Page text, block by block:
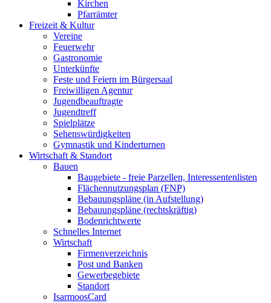
Kirchen
Pfarrämter
Freizeit & Kultur
Vereine
Feuerwehr
Gastronomie
Unterkünfte
Feste und Feiern im Bürgersaal
Freiwilligen Agentur
Jugendbeauftragte
Jugendtreff
Spielplätze
Sehenswürdigkeiten
Gymnastik und Kinderturnen
Wirtschaft & Standort
Bauen
Baugebiete - freie Parzellen, Interessentenlisten
Flächennutzungsplan (FNP)
Bebauungspläne (in Aufstellung)
Bebauungspläne (rechtskräftig)
Bodenrichtwerte
Schnelles Internet
Wirtschaft
Firmenverzeichnis
Post und Banken
Gewerbegebiete
Standort
IsarmoosCard